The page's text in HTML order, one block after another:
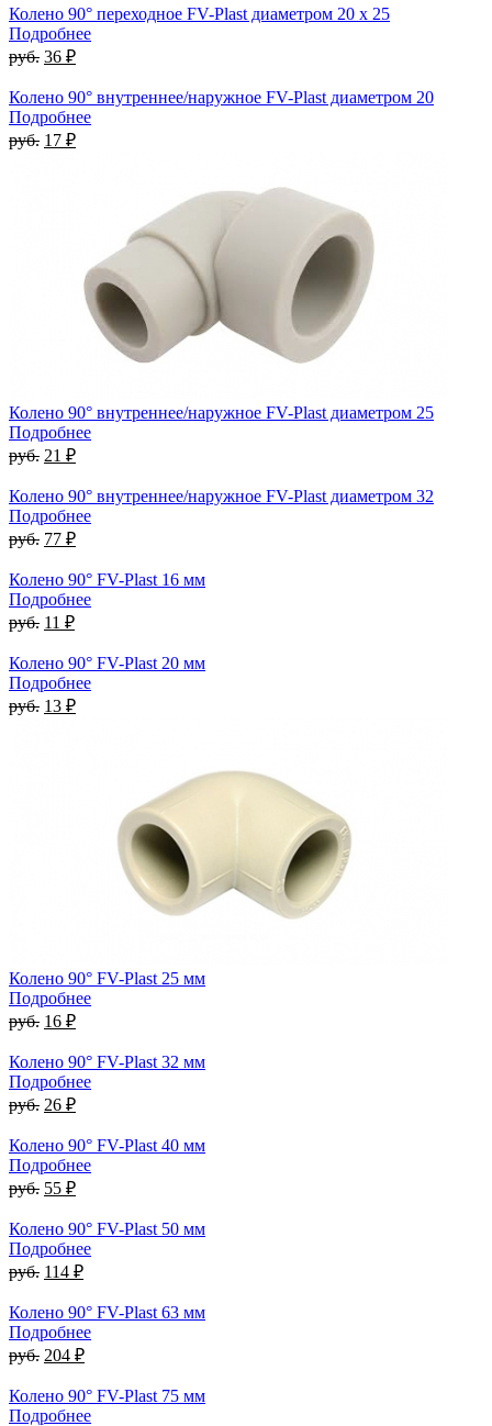
Колено 90° переходное FV-Plast диаметром 20 x 25
Подробнее
руб. 36 ₽
Колено 90° внутреннее/наружное FV-Plast диаметром 20
Подробнее
руб. 17 ₽
Колено 90° внутреннее/наружное FV-Plast диаметром 25
Подробнее
руб. 21 ₽
Колено 90° внутреннее/наружное FV-Plast диаметром 32
Подробнее
руб. 77 ₽
Колено 90° FV-Plast 16 мм
Подробнее
руб. 11 ₽
Колено 90° FV-Plast 20 мм
Подробнее
руб. 13 ₽
Колено 90° FV-Plast 25 мм
Подробнее
руб. 16 ₽
Колено 90° FV-Plast 32 мм
Подробнее
руб. 26 ₽
Колено 90° FV-Plast 40 мм
Подробнее
руб. 55 ₽
Колено 90° FV-Plast 50 мм
Подробнее
руб. 114 ₽
Колено 90° FV-Plast 63 мм
Подробнее
руб. 204 ₽
Колено 90° FV-Plast 75 мм
Подробнее